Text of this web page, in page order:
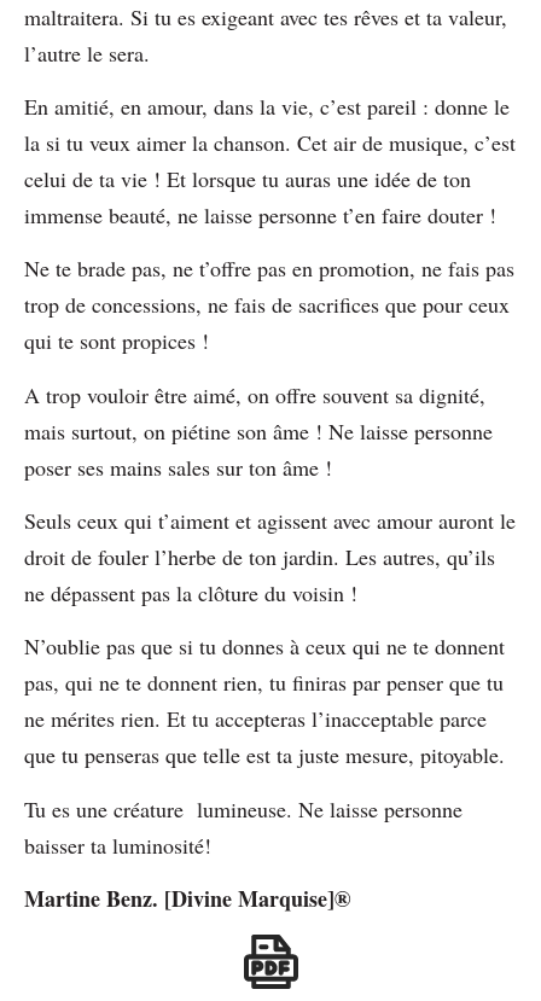
maltraitera. Si tu es exigeant avec tes rêves et ta valeur,
l’autre le sera.
En amitié, en amour, dans la vie, c’est pareil : donne le
la si tu veux aimer la chanson. Cet air de musique, c’est
celui de ta vie ! Et lorsque tu auras une idée de ton
immense beauté, ne laisse personne t’en faire douter !
Ne te brade pas, ne t’offre pas en promotion, ne fais pas
trop de concessions, ne fais de sacrifices que pour ceux
qui te sont propices !
A trop vouloir être aimé, on offre souvent sa dignité,
mais surtout, on piétine son âme ! Ne laisse personne
poser ses mains sales sur ton âme !
Seuls ceux qui t’aiment et agissent avec amour auront le
droit de fouler l’herbe de ton jardin. Les autres, qu’ils
ne dépassent pas la clôture du voisin !
N’oublie pas que si tu donnes à ceux qui ne te donnent
pas, qui ne te donnent rien, tu finiras par penser que tu
ne mérites rien. Et tu accepteras l’inacceptable parce
que tu penseras que telle est ta juste mesure, pitoyable.
Tu es une créature lumineuse. Ne laisse personne
baisser ta luminosité!
Martine Benz. [Divine Marquise]®️